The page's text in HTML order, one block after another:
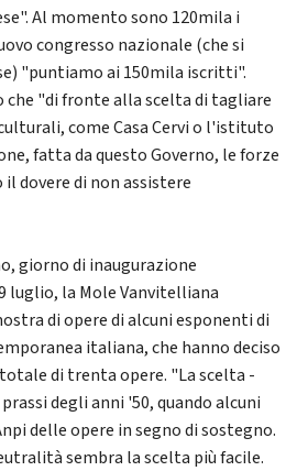
Al momento sono 120mila i
congresso nazionale (che si
"puntiamo ai 150mila iscritti".
che "di fronte alla scelta di tagliare
come Casa Cervi o l'istituto
fatta da questo Governo, le forze
dovere di non assistere
giorno di inaugurazione
luglio, la Mole Vanvitelliana
di opere di alcuni esponenti di
italiana, che hanno deciso
di trenta opere. "La scelta -
degli anni '50, quando alcuni
delle opere in segno di sostegno.
sembra la scelta più facile.